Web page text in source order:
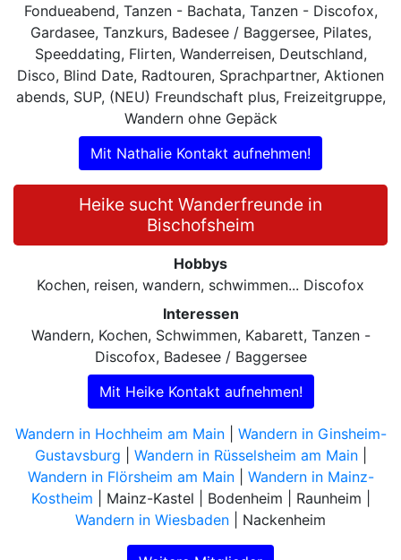
Fondueabend, Tanzen - Bachata, Tanzen - Discofox,
Gardasee, Tanzkurs, Badesee / Baggersee, Pilates,
Speeddating, Flirten, Wanderreisen, Deutschland,
Disco, Blind Date, Radtouren, Sprachpartner, Aktionen
abends, SUP, (NEU) Freundschaft plus, Freizeitgruppe,
Wandern ohne Gepäck
Mit Nathalie Kontakt aufnehmen!
Heike sucht Wanderfreunde in
Bischofsheim
Hobbys
Kochen, reisen, wandern, schwimmen... Discofox
Interessen
Wandern, Kochen, Schwimmen, Kabarett, Tanzen -
Discofox, Badesee / Baggersee
Mit Heike Kontakt aufnehmen!
Wandern in Hochheim am Main| Wandern in Ginsheim-
Gustavsburg
Wandern in Rüsselsheim am Main|
Wandern in Flörsheim am Main| Wandern in Mainz-
Kostheim | Mainz-Kastel | Bodenheim | Raunheim |
Wandern in Wiesbaden | Nackenheim